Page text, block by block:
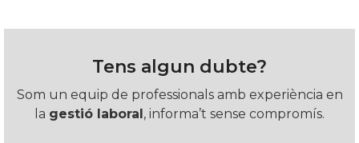
Tens algun dubte?
Som un equip de professionals amb experiència en
la gestió laboral, informa’t sense compromís.